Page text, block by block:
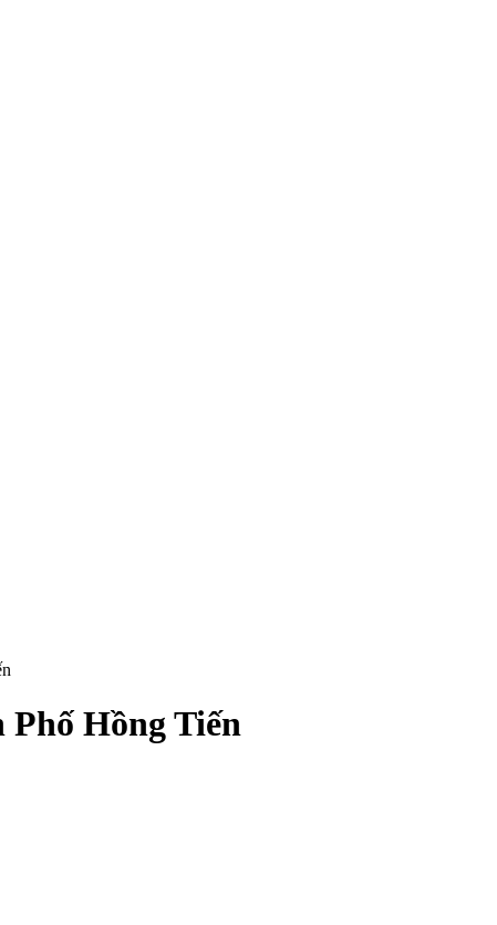
Hồng Tiến